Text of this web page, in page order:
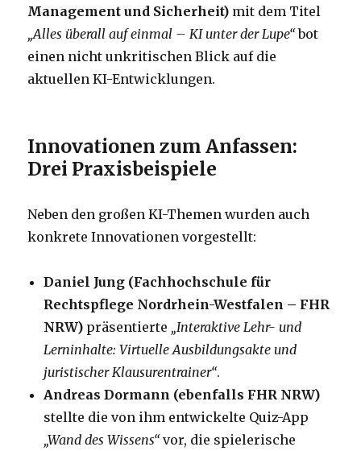
Management und Sicherheit) mit dem Titel
„Alles überall auf einmal – KI unter der Lupe“bot
einen nicht unkritischen Blick auf die
aktuellen KI-Entwicklungen.
Innovationen zum Anfassen:
Drei Praxisbeispiele
Neben den großen KI-Themen wurden auch
konkrete Innovationen vorgestellt:
Daniel Jung (Fachhochschule für
Rechtspflege Nordrhein-Westfalen – FHR
NRW) präsentierte „Interaktive Lehr- und
Lerninhalte: Virtuelle Ausbildungsakte und
juristischer Klausurentrainer“.
Andreas Dormann (ebenfalls FHR NRW)
stellte die von ihm entwickelte Quiz-App
„Wand des Wissens“vor, die spielerische